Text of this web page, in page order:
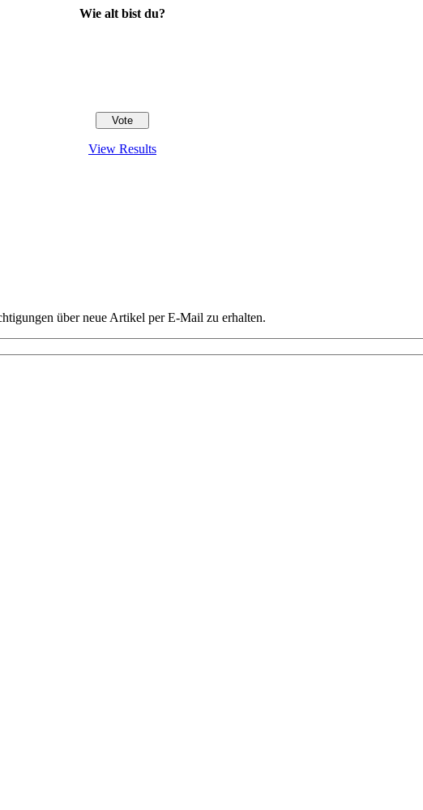
Wie alt bist du?
View Results
über neue Artikel per E-Mail zu erhalten.